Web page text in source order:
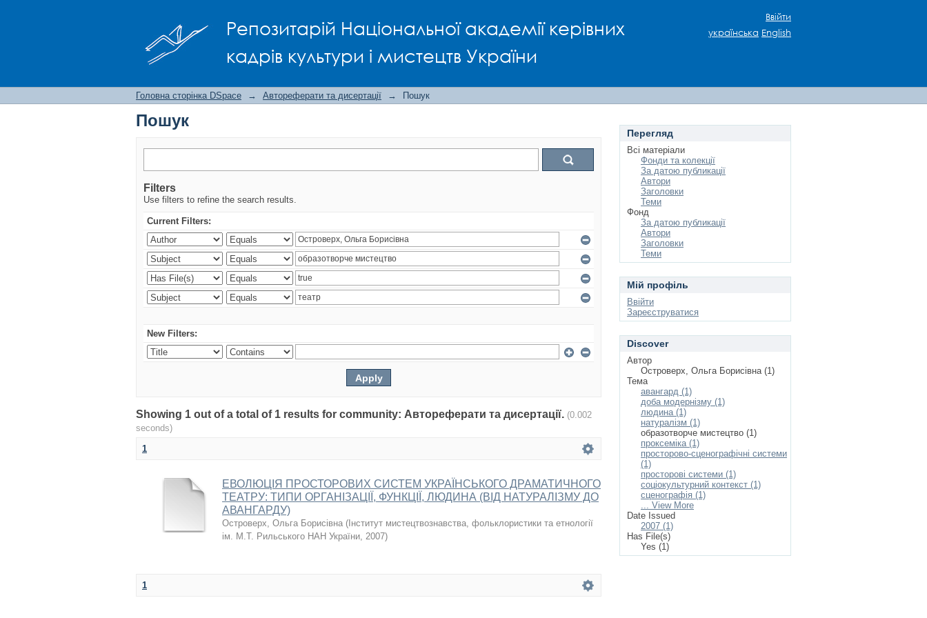
Репозитарій Національної академії керівних
кадрів культури і мистецтв України
Ввійти
українська English
Головна сторінка DSpace → Автореферати та дисертації → Пошук
Пошук
Filters
Use filters to refine the search results.
Current Filters:
New Filters:
Showing 1 out of a total of 1 results for community: Автореферати та дисертації. (0.002
seconds)
1
ЕВОЛЮЦІЯ ПРОСТОРОВИХ СИСТЕМ УКРАЇНСЬКОГО ДРАМАТИЧНОГО
ТЕАТРУ: ТИПИ ОРГАНІЗАЦІЇ, ФУНКЦІЇ, ЛЮДИНА (ВІД НАТУРАЛІЗМУ ДО
АВАНГАРДУ)
Островерх, Ольга Борисівна ( Інститут мистецтвознавства, фольклористики та етнології
ім. М.Т. Рильського НАН України, 2007)
1
Перегляд
Всі матеріали
Фонди та колекції
За датою публикації
Автори
Заголовки
Теми
Фонд
За датою публикації
Автори
Заголовки
Теми
Мій профіль
Ввійти
Зареєструватися
Discover
Автор
Островерх, Ольга Борисівна (1)
Тема
авангард (1)
доба модернізму (1)
людина (1)
натуралізм (1)
образотворче мистецтво (1)
проксеміка (1)
просторово-сценографічні системи
(1)
просторові системи (1)
соціокультурний контекст (1)
сценографія (1)
... View More
Date Issued
2007 (1)
Has File(s)
Yes (1)